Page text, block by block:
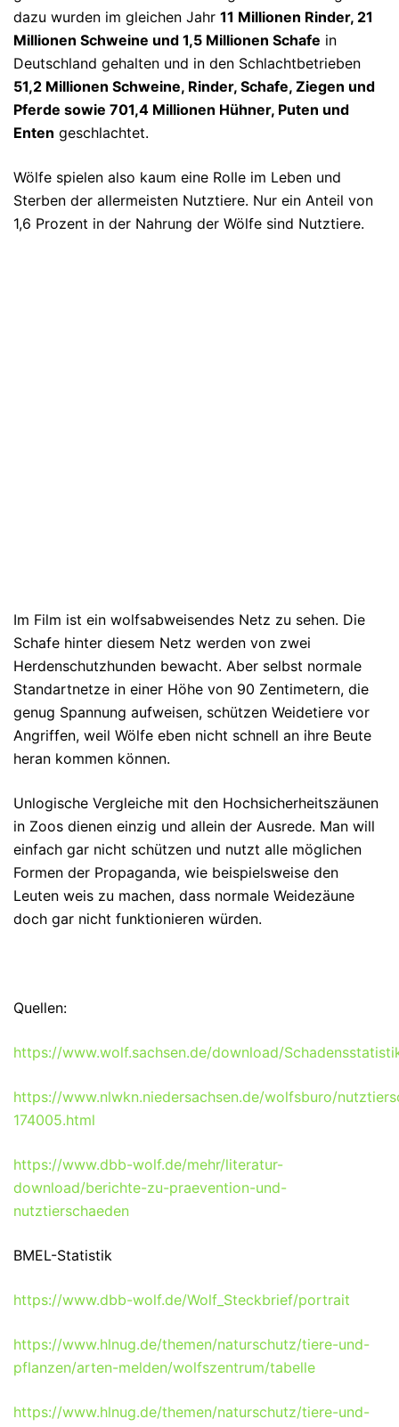
dazu wurden im gleichen Jahr 11 Millionen Rinder, 21
Millionen Schweine und 1,5 Millionen Schafe in
Deutschland gehalten und in den Schlachtbetrieben
51,2 Millionen Schweine, Rinder, Schafe, Ziegen und
Pferde sowie 701,4 Millionen Hühner, Puten und
Enten geschlachtet.
Wölfe spielen also kaum eine Rolle im Leben und
Sterben der allermeisten Nutztiere. Nur ein Anteil von
1,6 Prozent in der Nahrung der Wölfe sind Nutztiere.
Im Film ist ein wolfsabweisendes Netz zu sehen. Die
Schafe hinter diesem Netz werden von zwei
Herdenschutzhunden bewacht. Aber selbst normale
Standartnetze in einer Höhe von 90 Zentimetern, die
genug Spannung aufweisen, schützen Weidetiere vor
Angriffen, weil Wölfe eben nicht schnell an ihre Beute
heran kommen können.
Unlogische Vergleiche mit den Hochsicherheitszäunen
in Zoos dienen einzig und allein der Ausrede. Man will
einfach gar nicht schützen und nutzt alle möglichen
Formen der Propaganda, wie beispielsweise den
Leuten weis zu machen, dass normale Weidezäune
doch gar nicht funktionieren würden.
Quellen:
https://www.wolf.sachsen.de/download/
https://www.nlwkn.niedersachsen.de/wolfsburo/
174005.html
https://www.dbb-wolf.de/mehr/literatur-
download/berichte-zu-praevention-und-
nutztierschaeden
BMEL-Statistik
https://www.dbb-wolf.de/Wolf_Steckbrief/portrait
https://www.hlnug.de/themen/naturschutz/tiere-und-
pflanzen/arten-melden/wolfszentrum/tabelle
https://www.hlnug.de/themen/naturschutz/tiere-und-